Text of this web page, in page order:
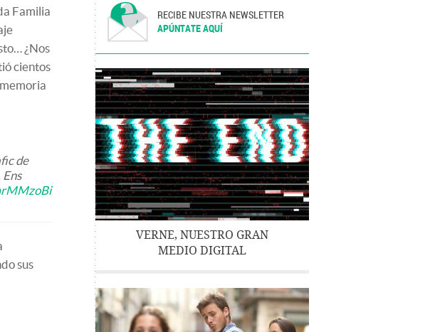
Familia
¿Nos
cientos
de
sus
RECIBE NUESTRA NEWSLETTER
APÚNTATE AQUÍ
VERNE, NUESTRO GRAN
MEDIO DIGITAL